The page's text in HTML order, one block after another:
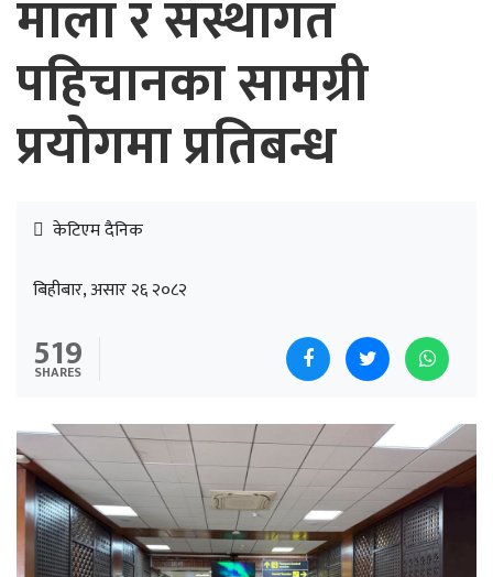
माला र संस्थागत
पहिचानका सामग्री
प्रयोगमा प्रतिबन्ध
केटिएम दैनिक
बिहीबार, असार २६ २०८२
519
SHARES